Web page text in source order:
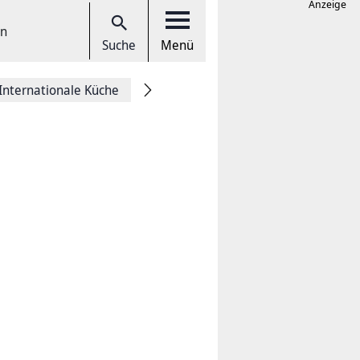
Suche Menü
Küche
Anzeige